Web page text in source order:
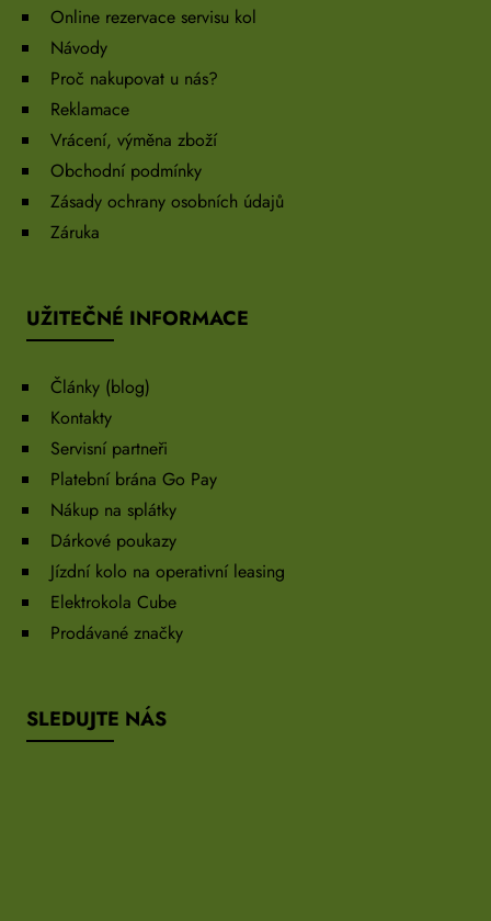
Online rezervace servisu kol
Návody
Proč nakupovat u nás?
Reklamace
Vrácení, výměna zboží
Obchodní podmínky
Zásady ochrany osobních údajů
Záruka
UŽITEČNÉ INFORMACE
Články (blog)
Kontakty
Servisní partneři
Platební brána Go Pay
Nákup na splátky
Dárkové poukazy
Jízdní kolo na operativní leasing
Elektrokola Cube
Prodávané značky
SLEDUJTE NÁS